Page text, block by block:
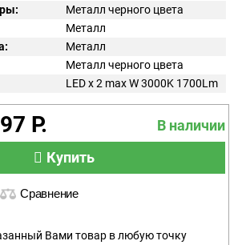
Металл черного цвета
Металл
Металл
Металл черного цвета
LED x 2 max W 3000K 1700Lm
Р.
В наличии
Купить
Сравнение
Вами товар в любую точку